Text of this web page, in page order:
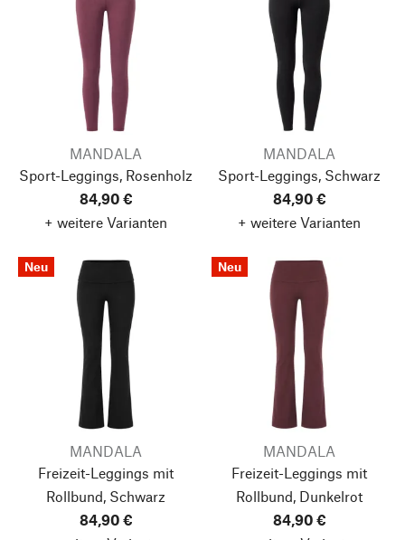
MANDALA
Sport-Leggings, Rosenholz
84,90 €
+ weitere Varianten
MANDALA
Sport-Leggings, Schwarz
84,90 €
+ weitere Varianten
Neu
MANDALA
Freizeit-Leggings mit
Rollbund, Schwarz
84,90 €
Neu
MANDALA
Freizeit-Leggings mit
Rollbund, Dunkelrot
84,90 €